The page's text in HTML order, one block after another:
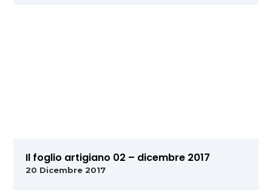
Il foglio artigiano 02 – dicembre 2017
20 Dicembre 2017